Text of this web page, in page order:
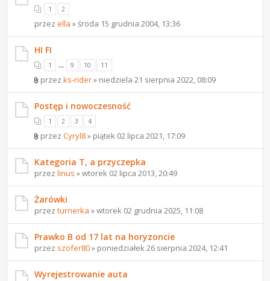
1 2
przezella » środa 15 grudnia 2004, 13:36
HI FI
1 ... 9 10 11
przezks-rider» niedziela 21 sierpnia 2022, 08:09
Postęp i nowoczesność
1 2 3 4
przezCyryl8» piątek 02 lipca 2021, 17:09
Kategoria T, a przyczepka
przezlinus » wtorek 02 lipca 2013, 20:49
Żarówki
przezturnerka » wtorek 02 grudnia 2025, 11:08
Prawko B od 17 lat na horyzoncie
przez szofer80» poniedziałek 26 sierpnia 2024, 12:41
Wyrejestrowanie auta